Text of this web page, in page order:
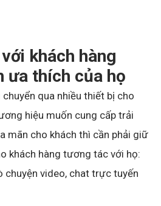
khách hàng
ưa thích của họ
qua nhiều thiết bị cho
hiệu muốn cung cấp trải
mãn cho khách thì cần phải giữ
khách hàng tương tác với họ:
chuyện video, chat trực tuyến